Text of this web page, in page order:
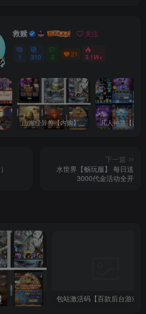
救赎 关注
1 310 3 21 3.1W+
几十款免费游戏不定时更新自行测试 山海经异兽【内购】 凡人神将【内
下一篇
水世界【畅玩服】 每日送
3000代金活动全开
包站激活码【百款后台游戏】